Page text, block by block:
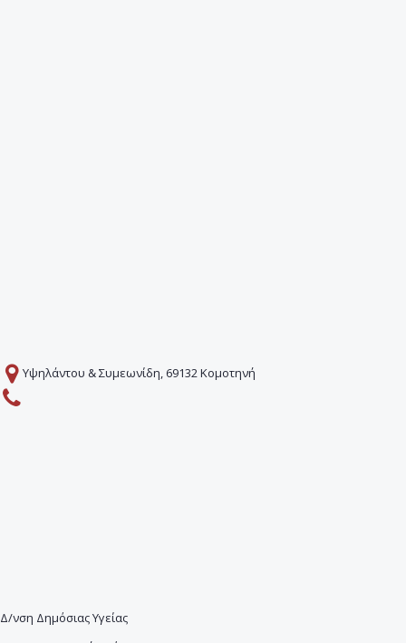
Υψηλάντου & Συμεωνίδη, 69132 Κομοτηνή
Δ/νση Δημόσιας Υγείας